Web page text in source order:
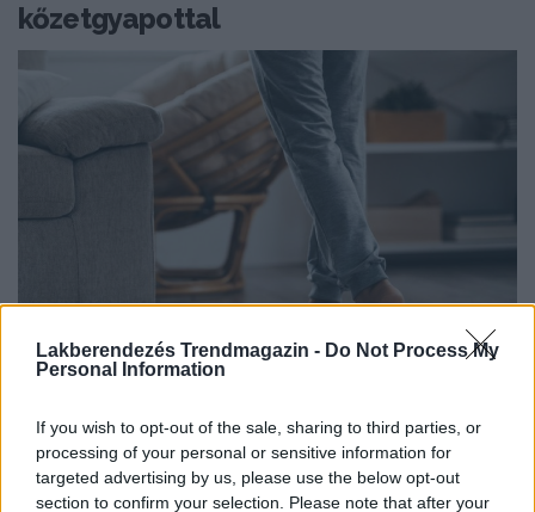
Lakberendezés Trendmagazin - Do Not Process My
Personal Information
If you wish to opt-out of the sale, sharing to third parties, or
processing of your personal or sensitive information for
targeted advertising by us, please use the below opt-out
section to confirm your selection. Please note that after your
kőzetgyapottal
A nyugalmunk a megfelelő anyaghasználaton és
kivitelezésen múlik! A padlók, födémek szigetelése nem
csak energetikai, hanem...